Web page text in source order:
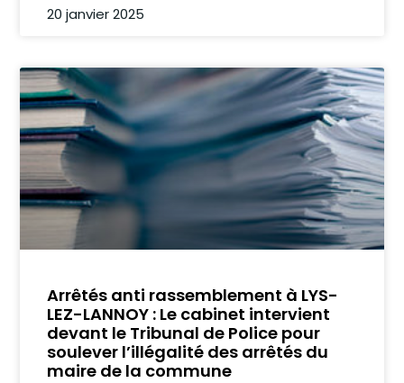
20 janvier 2025
Arrêtés anti rassemblement à LYS-
LEZ-LANNOY : Le cabinet intervient
devant le Tribunal de Police pour
soulever l’illégalité des arrêtés du
maire de la commune